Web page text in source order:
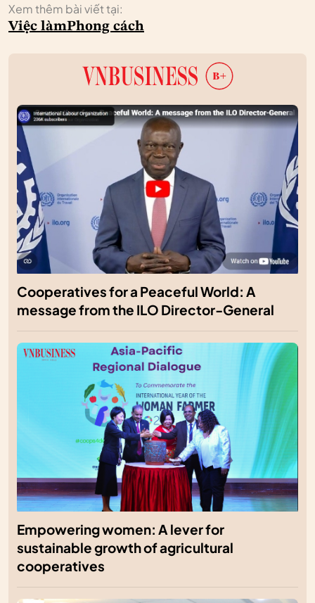
Xem thêm bài viết tại:
Việc làmPhong cách
Cooperatives for a Peaceful World: A
message from the ILO Director-General
Empowering women: A lever for
sustainable growth of agricultural
cooperatives